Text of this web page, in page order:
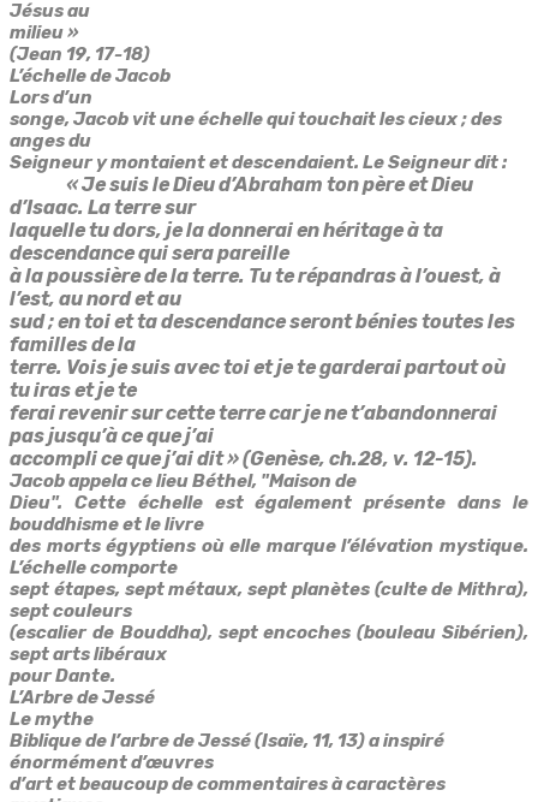
Jésus au
milieu »
(Jean 19, 17-18)
L’échelle de Jacob
Lors d’un
songe, Jacob vit une échelle qui touchait les cieux ; des
anges du
Seigneur y montaient et descendaient. Le Seigneur dit :
« Je suis le Dieu d’Abraham ton père et Dieu
d’Isaac. La terre sur
laquelle tu dors, je la donnerai en héritage à ta
descendance qui sera pareille
à la poussière de la terre. Tu te répandras à l’ouest, à
l’est, au nord et au
sud ; en toi et ta descendance seront bénies toutes les
familles de la
terre. Vois je suis avec toi et je te garderai partout où
tu iras et je te
ferai revenir sur cette terre car je ne t’abandonnerai
pas jusqu’à ce que j’ai
accompli ce que j’ai dit » (Genèse, ch.28, v. 12-15).
Jacob appela ce lieu Béthel, "Maison de
Dieu". Cette échelle est également présente dans le
bouddhisme et le livre
des morts égyptiens où elle marque l’élévation mystique.
L’échelle comporte
sept étapes, sept métaux, sept planètes (culte de Mithra),
sept couleurs
(escalier de Bouddha), sept encoches (bouleau Sibérien),
sept arts libéraux
pour Dante.
L’Arbre de Jessé
Le mythe
Biblique de l’arbre de Jessé (Isaïe, 11, 13) a inspiré
énormément d’œuvres
d’art et beaucoup de commentaires à caractères